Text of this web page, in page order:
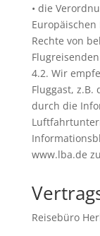
• die
Rechte von
4.2. Wir
Fluggast,
durch die
www.lba.de
Reisebüro